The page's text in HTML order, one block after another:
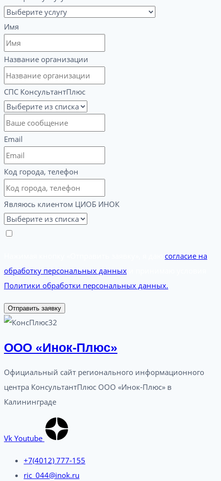
Имя
Название организации
СПС КонсультантПлюс
Email
Код города, телефон
Являюсь клиентом ЦИОБ ИНОК
согласие на
обработку персональных данных
Политики обработки персональных данных.
Отправить заявку
ООО «Инок-Плюс»
Официальный сайт регионального информационного
центра КонсультантПлюс ООО «Инок-Плюс» в
Калининграде
Vk Youtube
+7(4012) 777-155
ric_044@inok.ru